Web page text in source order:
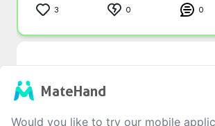
3 0 0
MateHand
Would you like to try our mobile